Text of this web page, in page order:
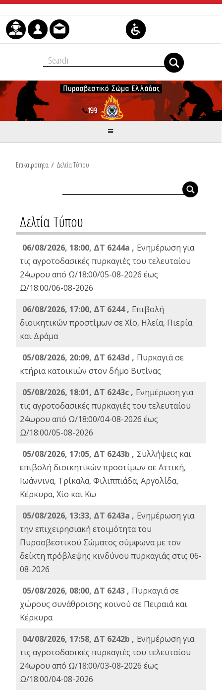
Μετάβαση στο περιεχόμενο
Επικαιρότητα / Δελτία Τύπου
Δελτία Τύπου
06/08/2026, 18:00, ΔΤ 6244a , Ενημέρωση για
τις αγροτοδασικές πυρκαγιές του τελευταίου
24ωρου από Ω/18:00/05-08-2026 έως
Ω/18:00/06-08-2026
06/08/2026, 17:00, ΔΤ 6244 , Επιβολή
διοικητικών προστίμων σε Χίο, Ηλεία, Πιερία
και Δράμα
05/08/2026, 20:09, ΔΤ 6243d , Πυρκαγιά σε
κτήρια κατοικιών στον δήμο Βυτίνας
05/08/2026, 18:01, ΔΤ 6243c , Ενημέρωση για
τις αγροτοδασικές πυρκαγιές του τελευταίου
24ωρου από Ω/18:00/04-08-2026 έως
Ω/18:00/05-08-2026
05/08/2026, 17:05, ΔΤ 6243b , Συλλήψεις και
επιβολή διοικητικών προστίμων σε Αττική,
Ιωάννινα, Τρίκαλα, Φιλιππιάδα, Αργολίδα,
Κέρκυρα, Χίο και Κω
05/08/2026, 13:33, ΔΤ 6243a , Ενημέρωση για
την επιχειρησιακή ετοιμότητα του
Πυροσβεστικού Σώματος σύμφωνα με τον
δείκτη πρόβλεψης κινδύνου πυρκαγιάς στις 06-
08-2026
05/08/2026, 08:00, ΔΤ 6243 , Πυρκαγιά σε
χώρους συνάθροισης κοινού σε Πειραιά και
Κέρκυρα
04/08/2026, 17:58, ΔΤ 6242b , Ενημέρωση για
τις αγροτοδασικές πυρκαγιές του τελευταίου
24ωρου από Ω/18:00/03-08-2026 έως
Ω/18:00/04-08-2026